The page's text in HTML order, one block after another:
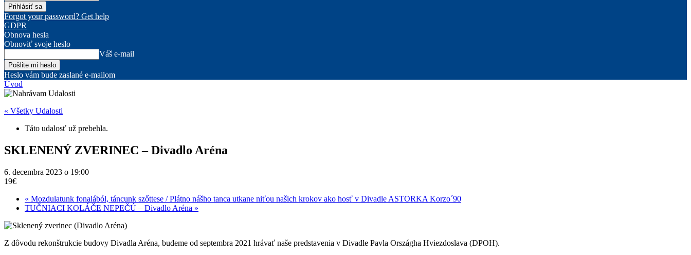
Forgot your password? Get help
GDPR
Obnova hesla
Obnoviť svoje heslo
Váš e-mail
Heslo vám bude zaslané e-mailom
Úvod
« Všetky Udalosti
Táto udalosť už prebehla.
SKLENENÝ ZVERINEC – Divadlo Aréna
6. decembra 2023 o 19:00
19€
« Mozdulatunk fonalából, táncunk szőttese / Plátno nášho tanca utkane niťou našich krokov ako hosť v Divadle ASTORKA Korzo´90
TUČNIACI KOLÁČE NEPEČÚ – Divadlo Aréna »
Z dôvodu rekonštrukcie budovy Divadla Aréna, budeme od septembra 2021 hrávať naše predstavenia v Divadle Pavla Országha Hviezdoslava (DPOH).